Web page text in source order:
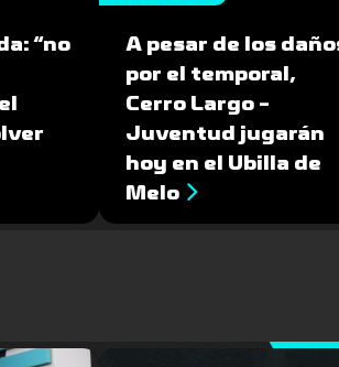
“no
A pesar de los
por el temporal,
Cerro Largo -
Juventud jugarán
hoy en el Ubilla de
Melo